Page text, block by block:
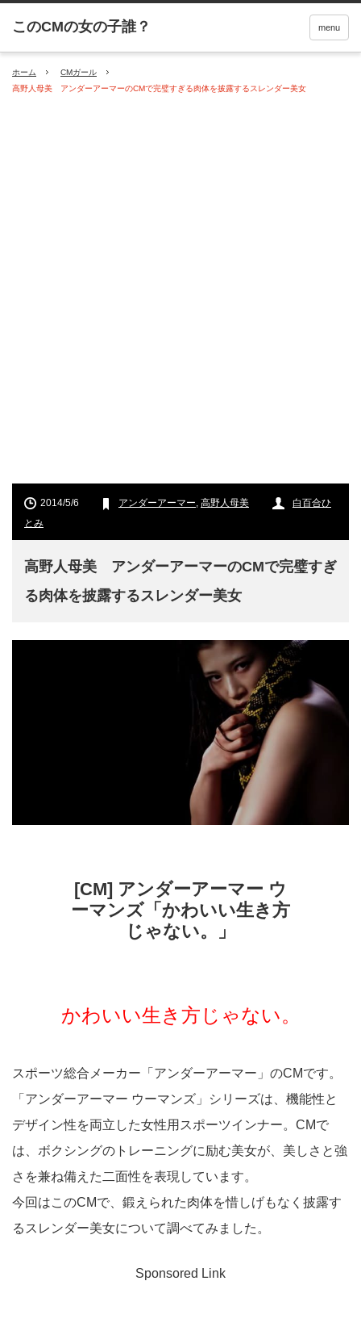
menu
ホーム
CMガール
高野人母美 アンダーアーマーのCMで完璧すぎる肉体を披露するスレンダー美女
2014/5/6 アンダーアーマー, 高野人母美
白百合ひ
とみ
高野人母美 アンダーアーマーのCMで完璧すぎ
る肉体を披露するスレンダー美女
[CM] アンダーアーマー ウ
ーマンズ「かわいい生き方
じゃない。」
かわいい生き方じゃない。
スポーツ総合メーカー「アンダーアーマー」のCMです。
「アンダーアーマー ウーマンズ」シリーズは、機能性と
デザイン性を両立した女性用スポーツインナー。CMで
は、ボクシングのトレーニングに励む美女が、美しさと強
さを兼ね備えた二面性を表現しています。
今回はこのCMで、鍛えられた肉体を惜しげもなく披露す
るスレンダー美女について調べてみました。
Sponsored Link